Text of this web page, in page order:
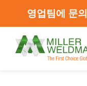
영업팀에 문의